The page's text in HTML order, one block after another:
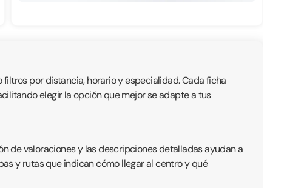
por distancia, horario y especialidad. Cada ficha
elegir la opción que mejor se adapte a tus
de valoraciones y las descripciones detalladas ayudan a
y rutas que indican cómo llegar al centro y qué